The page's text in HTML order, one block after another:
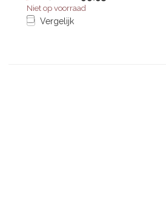
Niet op voorraad
Vergelijk